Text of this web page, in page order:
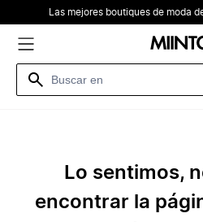
Las mejores boutiques de moda
Lo sentimos,
encontrar la